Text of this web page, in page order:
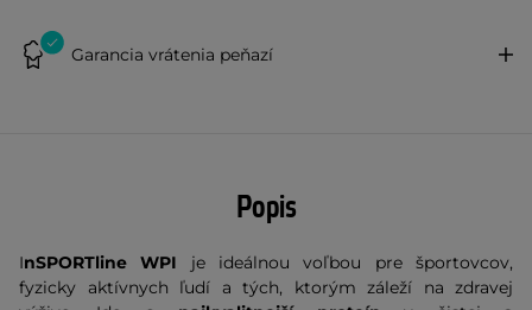
Garancia vrátenia peňazí
Popis
InSPORTline WPI je ideálnou voľbou pre športovcov,
fyzicky aktívnych ľudí a tých, ktorým záleží na zdravej